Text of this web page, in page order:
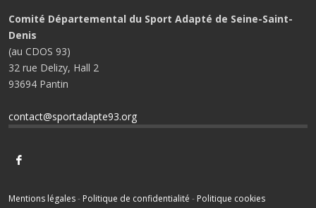
Comité Départemental du Sport Adapté de Seine-Saint-
Denis
(au CDOS 93)
32 rue Delizy, Hall 2
93694 Pantin
contact@sportadapte93.org
Mentions légales- Politique de confidentialité - Politique cookies